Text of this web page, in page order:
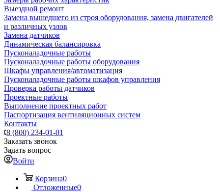
Выездной ремонт
Замена вышедшего из строя оборудования, замена двигателей
и различных узлов
Замена датчиков
Динамическая балансировка
Пусконаладочные работы
Пусконаладочные работы оборудования
Шкафы управления/автоматизация
Пусконаладочные работы шкафов управления
Проверка работы датчиков
Проектные работы
Выполнение проектных работ
Паспортизация вентиляционных систем
Контакты
8 (800) 234-01-01
Заказать звонок
Задать вопрос
Войти
Корзина0
Отложенные0